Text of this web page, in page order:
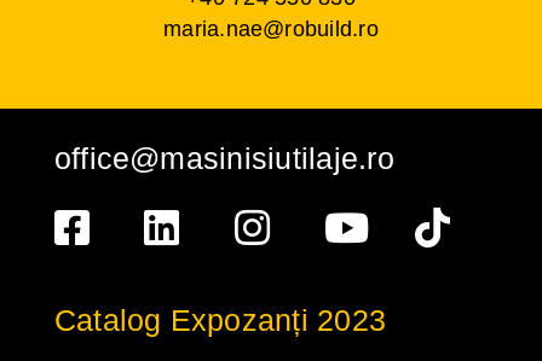
maria.nae@robuild.ro
office@masinisiutilaje.ro
Catalog Expozanți 2023